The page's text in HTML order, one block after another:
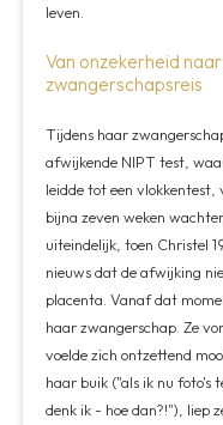
leven.
Van onzekerheid
zwangerschapsreis
Tijdens haar
afwijkende NIPT test,
leidde tot een
bijna zeven weken
uiteindelijk, toen Christel
nieuws dat de afwijking
placenta. Vanaf dat
haar zwangerschap. Ze
voelde zich ontzettend
haar buik ("als ik nu foto's
denk ik - hoe dan?!"), liep